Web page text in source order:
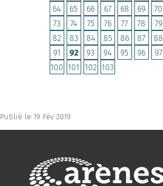
64
65 66 67 68 69 70
73
74 75 76 77 78 79
82
83 84 85 86 87 88
91
92 93 94 95 96 97
100 101 102 103
Publié le 19 Fév 2019